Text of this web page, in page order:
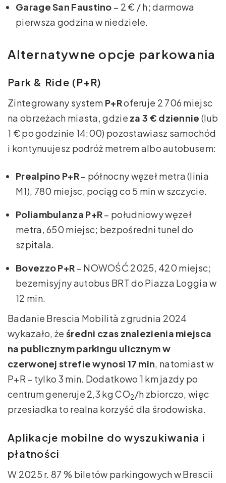
Garage San Faustino – 2 € / h; darmowa
pierwsza godzina w niedziele.
Alternatywne opcje parkowania
Park & Ride (P+R)
Zintegrowany system P+Roferuje 2 706 miejsc
na obrzeżach miasta, gdzie za 3 € dziennie (lub
1 € po godzinie 14:00) pozostawiasz samochód
i kontynuujesz podróż metrem albo autobusem:
Prealpino P+R– północny węzeł metra (linia
M1), 780 miejsc, pociąg co 5 min w szczycie.
Poliambulanza P+R– południowy węzeł
metra, 650 miejsc; bezpośredni tunel do
szpitala.
Bovezzo P+R – NOWOŚĆ 2025, 420 miejsc;
bezemisyjny autobus BRT do Piazza Loggia w
12 min.
Badanie Brescia Mobilità z grudnia 2024
wykazało, że średni czas znalezienia miejsca
na publicznym parkingu ulicznym w
czerwonej strefie wynosi 17 min, natomiast w
P+R – tylko 3 min. Dodatkowo 1 km jazdy po
centrum generuje 2,3 kg CO2/h zbiorczo, więc
przesiadka to realna korzyść dla środowiska.
Aplikacje mobilne do wyszukiwania i
płatności
W 2025 r. 87 % biletów parkingowych w Brescii